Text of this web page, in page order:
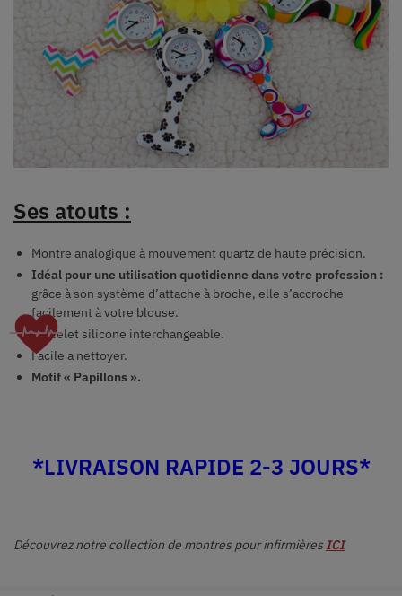
Ses atouts :
Montre analogique à mouvement quartz de haute précision.
Idéal pour une utilisation quotidienne dans votre profession :
grâce à son système d’attache à broche, elle s’accroche
facilement à votre blouse.
Bracelet silicone interchangeable.
Facile a nettoyer.
Motif « Papillons ».
*LIVRAISON RAPIDE 2-3 JOURS*
Découvrez notre collection de montres pour infirmières ICI